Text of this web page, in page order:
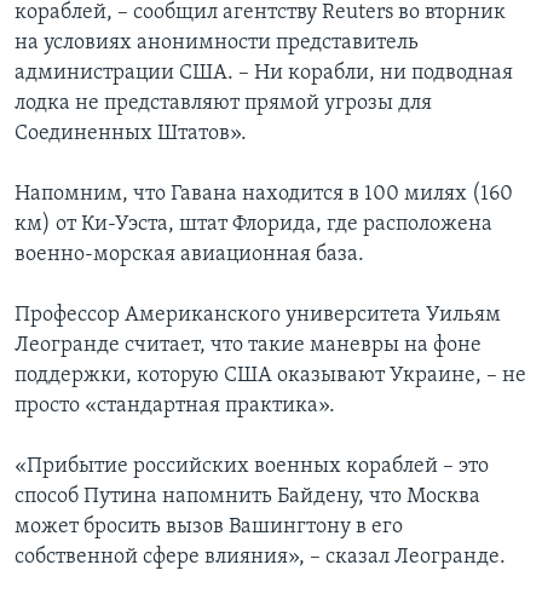
кораблей, – сообщил агентству Reuters во вторник
на условиях анонимности представитель
администрации США. – Ни корабли, ни подводная
лодка не представляют прямой угрозы для
Соединенных Штатов».
Напомним, что Гавана находится в 100 милях (160
км) от Ки-Уэста, штат Флорида, где расположена
военно-морская авиационная база.
Профессор Американского университета Уильям
Леогранде считает, что такие маневры на фоне
поддержки, которую США оказывают Украине, – не
просто «стандартная практика».
«Прибытие российских военных кораблей – это
способ Путина напомнить Байдену, что Москва
может бросить вызов Вашингтону в его
собственной сфере влияния», – сказал Леогранде.